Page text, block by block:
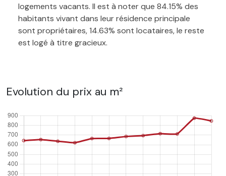
logements vacants. Il est à noter que 84.15% des
habitants vivant dans leur résidence principale
sont propriétaires, 14.63% sont locataires, le reste
est logé à titre gracieux.
Evolution du prix au m²